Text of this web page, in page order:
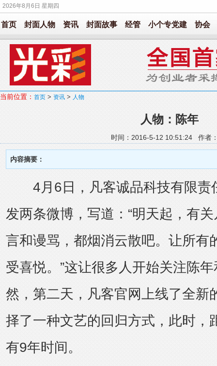
2026年8月6日 星期四
首页 封面人物 资讯 封面故事 经管 小个专党建 协会
当前位置： 首页 > 资讯 > 人物
人物：陈年
时间：2016-5-12 10:51:24 作
内容摘要：
4月6日，凡客诚品科技有限责
发两条微博，写道：“明天起，有
言和谩骂，都烟消云散吧。让所有
受喜悦。”这让很多人开始关注陈
然，第二天，凡客官网上线了全新
择了一种文艺的回归方式，此时，
有9年时间。